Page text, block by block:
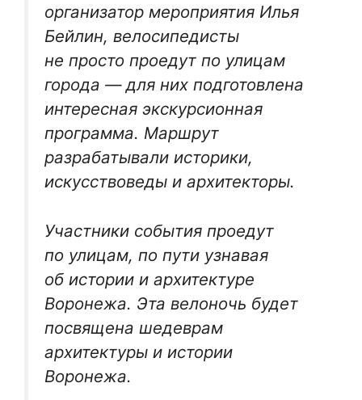
организатор мероприятия Илья
Бейлин, велосипедисты
не просто проедут по улицам
города — для них подготовлена
интересная экскурсионная
программа. Маршрут
разрабатывали историки,
искусствоведы и архитекторы.
Участники события проедут
по улицам, по пути узнавая
об истории и архитектуре
Воронежа. Эта велоночь будет
посвящена шедеврам
архитектуры и истории
Воронежа.